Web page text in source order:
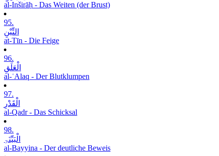
al-Inširāḥ - Das Weiten (der Brust)
95.
التِّیْنِ
at-Tīn - Die Feige
96.
الْعَلَقِ
al-ʿAlaq - Der Blutklumpen
97.
الْقَدْرِ
al-Qadr - Das Schicksal
98.
الْبَیِّنَۃِ
al-Bayyina - Der deutliche Beweis